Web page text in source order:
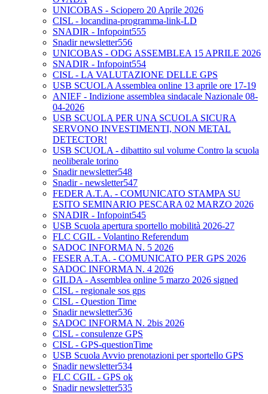
UNICOBAS - Sciopero 20 Aprile 2026
CISL - locandina-programma-link-LD
SNADIR - Infopoint555
Snadir newsletter556
UNICOBAS - ODG ASSEMBLEA 15 APRILE 2026
SNADIR - Infopoint554
CISL - LA VALUTAZIONE DELLE GPS
USB SCUOLA Assemblea online 13 aprile ore 17-19
ANIEF - Indizione assemblea sindacale Nazionale 08-
04-2026
USB SCUOLA PER UNA SCUOLA SICURA
SERVONO INVESTIMENTI, NON METAL
DETECTOR!
USB SCUOLA - dibattito sul volume Contro la scuola
neoliberale torino
Snadir newsletter548
Snadir - newsletter547
FEDER A.T.A. - COMUNICATO STAMPA SU
ESITO SEMINARIO PESCARA 02 MARZO 2026
SNADIR - Infopoint545
USB Scuola apertura sportello mobilità 2026-27
FLC CGIL - Volantino Referendum
SADOC INFORMA N. 5 2026
FESER A.T.A. - COMUNICATO PER GPS 2026
SADOC INFORMA N. 4 2026
GILDA - Assemblea online 5 marzo 2026 signed
CISL - regionale sos gps
CISL - Question Time
Snadir newsletter536
SADOC INFORMA N. 2bis 2026
CISL - consulenze GPS
CISL - GPS-questionTime
USB Scuola Avvio prenotazioni per sportello GPS
Snadir newsletter534
FLC CGIL - GPS ok
Snadir newsletter535